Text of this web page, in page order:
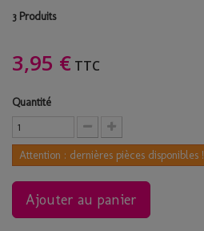
3 Produits
3,95 € TTC
Quantité
Attention : dernières pièces disponibles !
Ajouter au panier